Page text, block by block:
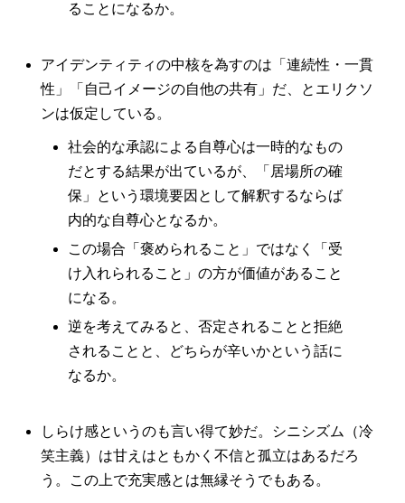
ることになるか。
アイデンティティの中核を為すのは「連続性・一貫
性」「自己イメージの自他の共有」だ、とエリクソ
ンは仮定している。
社会的な承認による自尊心は一時的なもの
だとする結果が出ているが、「居場所の確
保」という環境要因として解釈するならば
内的な自尊心となるか。
この場合「褒められること」ではなく「受
け入れられること」の方が価値があること
になる。
逆を考えてみると、否定されることと拒絶
されることと、どちらが辛いかという話に
なるか。
しらけ感というのも言い得て妙だ。シニシズム（冷
笑主義）は甘えはともかく不信と孤立はあるだろ
う。この上で充実感とは無縁そうでもある。